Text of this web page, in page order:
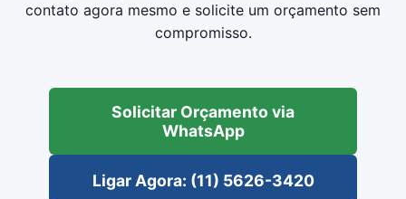
contato agora mesmo e solicite um orçamento sem
compromisso.
Solicitar Orçamento via
WhatsApp
Ligar Agora: (11) 5626-3420